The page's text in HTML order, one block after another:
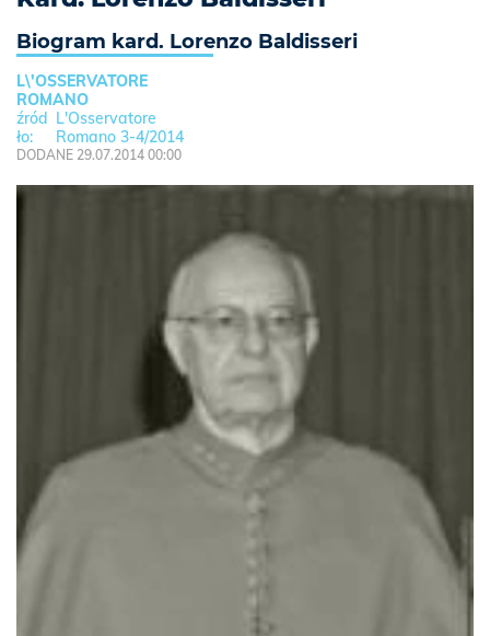
Biogram kard. Lorenzo Baldisseri
L\'OSSERVATORE
ROMANO
L'Osservatore
Romano 3-4/2014
DODANE 29.07.2014 00:00